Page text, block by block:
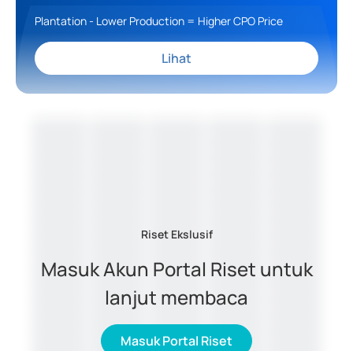
Plantation - Lower Production = Higher CPO Price
Lihat
Riset Ekslusif
Masuk Akun Portal Riset untuk
lanjut membaca
Masuk Portal Riset